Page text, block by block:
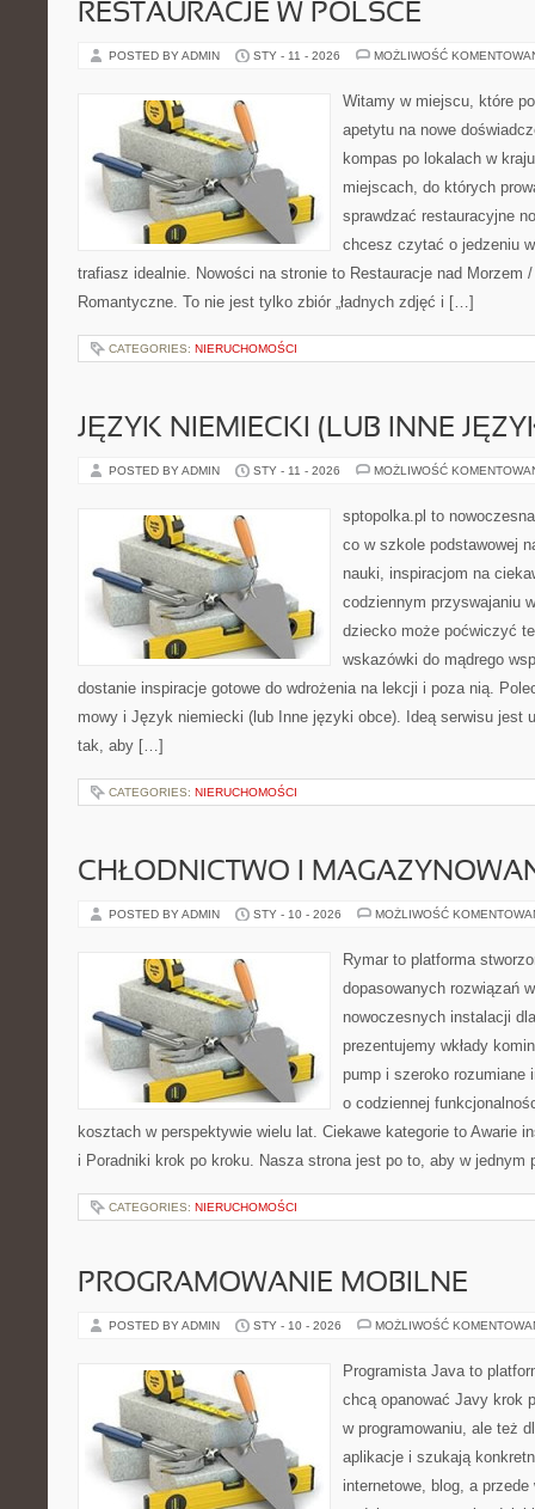
RESTAURACJE W POLSCE
POSTED BY ADMIN STY - 11 - 2026 MOŻLIWOŚĆ
Witamy w miejscu, które
apetytu na nowe
kompas po lokalach w
miejscach, do których
sprawdzać restauracyjne
chcesz czytać o jedzeniu
trafiasz idealnie. Nowości na stronie to Restauracje nad Morzem
Romantyczne. To nie jest tylko zbiór „ładnych zdjęć i […]
CATEGORIES: NIERUCHOMOŚCI
JĘZYK NIEMIECKI (LUB INNE
POSTED BY ADMIN STY - 11 - 2026 MOŻLIWOŚĆ
sptopolka.pl to
co w szkole podstawowej
nauki, inspiracjom na
codziennym przyswajaniu
dziecko może poćwiczyć
wskazówki do mądrego
dostanie inspiracje gotowe do wdrożenia na lekcji i poza nią.
mowy i Język niemiecki (lub Inne języki obce). Ideą serwisu jest
tak, aby […]
CATEGORIES: NIERUCHOMOŚCI
CHŁODNICTWO I
POSTED BY ADMIN STY - 10 - 2026 MOŻLIWOŚĆ
Rymar to platforma
dopasowanych rozwiązań
nowoczesnych instalacji
prezentujemy wkłady
pump i szeroko rozumiane
o codziennej
kosztach w perspektywie wielu lat. Ciekawe kategorie to Awarie
i Poradniki krok po kroku. Nasza strona jest po to, aby w
CATEGORIES: NIERUCHOMOŚCI
PROGRAMOWANIE MOBILNE
POSTED BY ADMIN STY - 10 - 2026 MOŻLIWOŚĆ
Programista Java to
chcą opanować Javy krok
w programowaniu, ale też
aplikacje i szukają
internetowe, blog, a